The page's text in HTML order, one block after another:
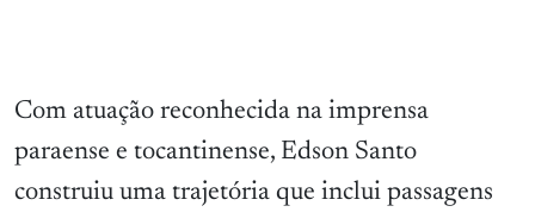
Com atuação reconhecida na imprensa
paraense e tocantinense, Edson Santo
construiu uma trajetória que inclui passagens